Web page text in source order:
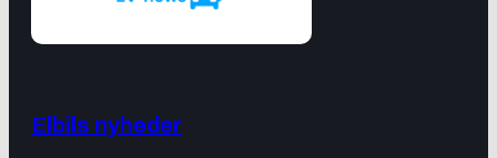
Elbils nyheder